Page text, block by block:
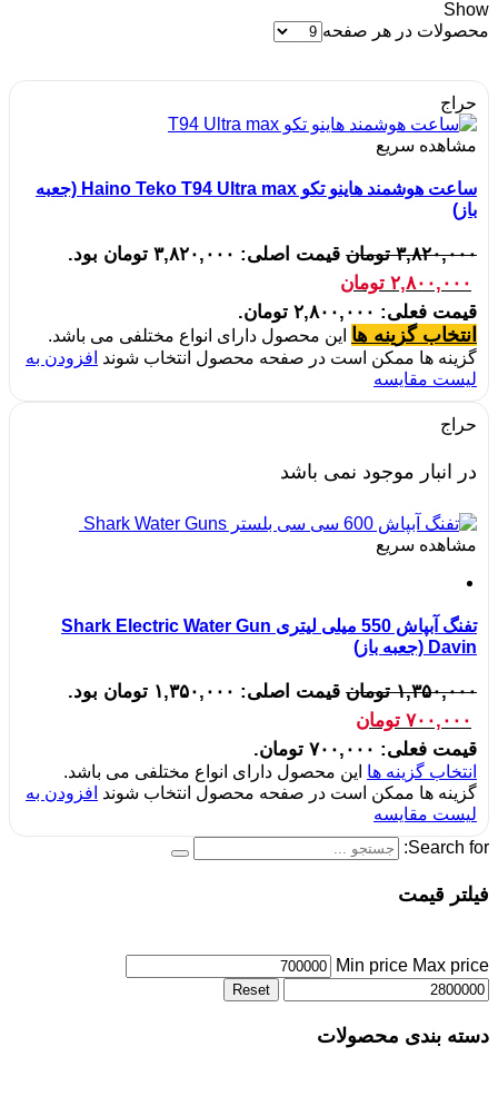
Show
محصولات در هر صفحه
حراج
مشاهده سریع
ساعت هوشمند هاینو تکو Haino Teko T94 Ultra max (جعبه
باز)
۳,۸۲۰,۰۰۰ تومان قیمت اصلی: ۳,۸۲۰,۰۰۰ تومان بود.
۲,۸۰۰,۰۰۰ تومان
قیمت فعلی: ۲,۸۰۰,۰۰۰ تومان.
انتخاب گزینه ها این محصول دارای انواع مختلفی می باشد.
گزینه ها ممکن است در صفحه محصول انتخاب شوند افزودن به
لیست مقایسه
حراج
در انبار موجود نمی باشد
مشاهده سریع
تفنگ آبپاش 550 میلی لیتری Shark Electric Water Gun
Davin (جعبه باز)
۱,۳۵۰,۰۰۰ تومان قیمت اصلی: ۱,۳۵۰,۰۰۰ تومان بود.
۷۰۰,۰۰۰ تومان
قیمت فعلی: ۷۰۰,۰۰۰ تومان.
انتخاب گزینه ها این محصول دارای انواع مختلفی می باشد.
گزینه ها ممکن است در صفحه محصول انتخاب شوند افزودن به
لیست مقایسه
Search for:
فیلتر قیمت
Min price Max price
Reset
دسته بندی محصولات